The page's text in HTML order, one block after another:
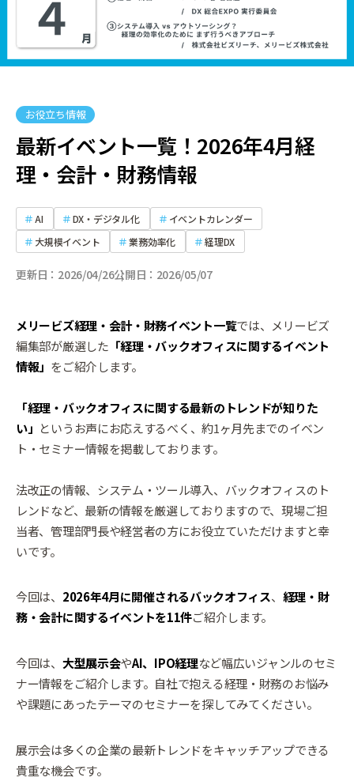
お役立ち情報
最新イベント一覧！2026年4月経
理・会計・財務情報
AI DX・デジタル化
イベントカレンダー
大規模イベント
業務効率化 経理DX
更新日 2026/04/26公開日 2026/05/07
メリービズ経理・会計・財務イベント一覧では、メリービズ
編集部が厳選した 「経理・バックオフィスに関するイベント
情報」 をご紹介します。
「経理・バックオフィスに関する最新のトレンドが知りた
い」 というお声にお応えするべく、約1ヶ月先までのイベン
ト・セミナー情報を掲載しております。
法改正の情報、システム・ツール導入、バックオフィスのト
レンドなど、最新の情報を厳選しておりますので、現場ご担
当者、管理部門長や経営者の方にお役立ていただけますと幸
いです。
今回は、 2026年4月に開催されるバックオフィス、 経理・財
務・会計に関するイベントを11件ご紹介します。
今回は、 大型展示会やAI、IPO経理など幅広いジャンルのセミ
ナー情報をご紹介します。自社で抱える経理・財務のお悩み
や課題にあったテーマのセミナーを探してみてください。
展示会は多くの企業の最新トレンドをキャッチアップできる
貴重な機会です。